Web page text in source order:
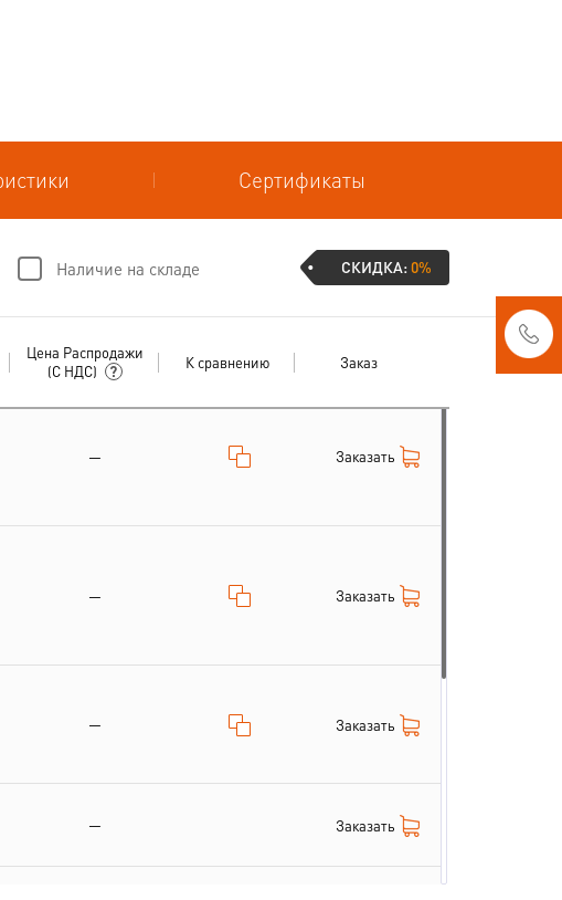
Сертификаты
Наличие на складе СКИДКА:0%
Цена Распродажи
(С НДС)
К сравнению Заказ
— Заказать
— Заказать
— Заказать
— Заказать